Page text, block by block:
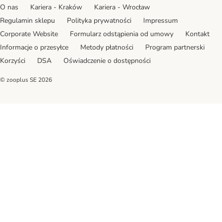
O nas Kariera - Kraków
Kariera - Wrocław
Regulamin sklepu
Polityka prywatności
Impressum
Corporate Website
Formularz odstąpienia od umowy
Kontakt
Informacje o przesyłce
Metody płatności
Program partnerski
Korzyści
DSA Oświadczenie o dostępności
© zooplus SE 2026